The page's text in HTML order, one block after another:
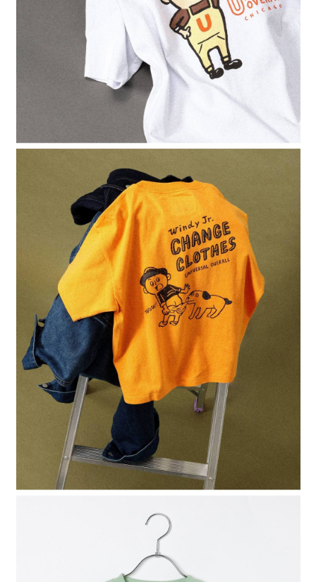
1.本服務係由「台灣大哥大股份有限公司」（以下簡稱本公司）所提供，讓
用戶於交易時，得透過本服務購買商品或服務，並由商店將買賣／分期付款
買賣價金債權讓與本公司後，依約使用本公司帳單繳交帳款。
2.基於同意付款使用「大哥付你分期」之契約關係目的，商店將以您的個人
資料（包含姓名、電話或地址）提供予台灣大哥大進項蒐集、處理及利用，
由本公司與您本人進行分期帳單所需資料之確認、核對及更正。
3.完整用戶服務條款，請詳閱以下連結：
https://oppay.tw/userRule
ATM／網路銀行／等多元方式進行付款，方視為交易完成。
※ 請注意：結帳手續完成當下不需立刻繳費，但若您需要取消訂單，請聯絡
購買商品的店家。未經商家同意取消之訂單仍視為有效，需透過AFTEE先享
後付繳納相關費用。
※ 交易是否成功請以「AFTEE先享後付 」之結帳頁面顯示為準，若有關於
是否繳費成功／繳費後需取消欲退款等相關疑問，請聯繫「AFTEE先享後付
https://netprotections.freshdesk.com/support/home
１．透過由恩沛科技股份有限公司提供之「AFTEE先享後付」服務完成之交
易，需依本服務之必要範圍內提供個人資料，並將交易相關給付款項請求債
權轉讓予恩沛科技股份有限公司。
３．未成年的使用者請事先徵得法定代理人或監護人之同意方可使用
「AFTEE先享後付」，若未經同意申辦者引起之損失，本公司不負相關責
４．使用「AFTEE先享後付」時，將依據個別帳號之用戶狀況，依本公司即
時審查核予不同之上限額度；若仍有額度不足之情形，本公司將視審查結果
請求用戶進行身份認證。
５．嚴禁一人註冊多個帳號或使用他人資訊註冊。若發現惡意使用之情形，
恩沛科技股份有限公司將有權停止該用戶之使用額度並採取法律行動。
每筆NT$80，滿NT$1,500(含以上)免運費
每筆NT$80，滿NT$1,500(含以上)免運費
每筆NT$80，滿NT$1,500(含以上)免運費